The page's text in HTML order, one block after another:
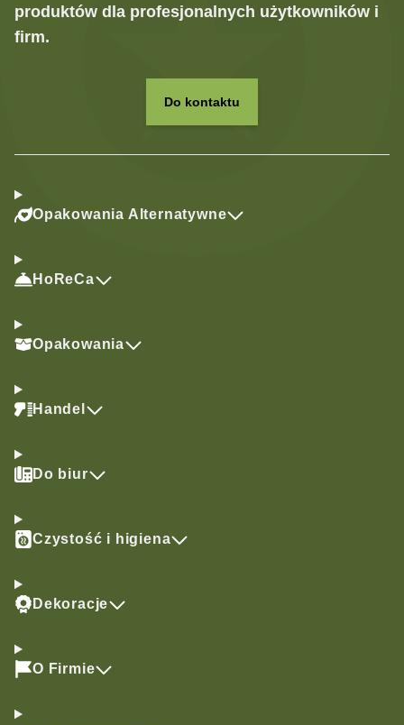
produktów dla profesjonalnych użytkowników i
firm.
Do kontaktu
Opakowania Alternatywne
HoReCa
Opakowania
Handel
Do biur
Czystość i higiena
Dekoracje
O Firmie